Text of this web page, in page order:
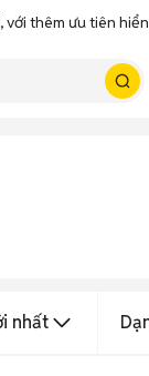
với thêm ưu tiên
nhất